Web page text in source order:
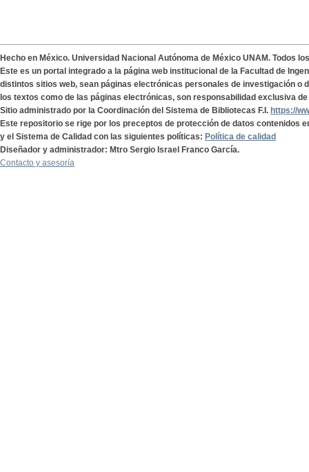
Hecho en México. Universidad Nacional Autónoma de México UNAM. Todos
Este es un portal integrado a la página web institucional de la Facultad de
distintos sitios web, sean páginas electrónicas personales de investigación o
los textos como de las páginas electrónicas, son responsabilidad exclusiva
Sitio administrado por la Coordinación del Sistema de Bibliotecas F.I. https://
Este repositorio se rige por los preceptos de protección de datos contenidos
y el Sistema de Calidad con las siguientes políticas: Política de calidad
Diseñador y administrador: Mtro Sergio Israel Franco García.
Contacto y asesoría